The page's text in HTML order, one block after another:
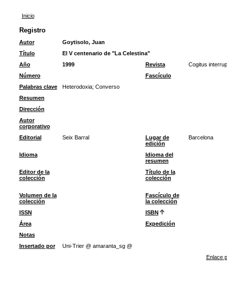
Inicio
Registro
Autor
Goytisolo, Juan
Título
El V centenario de "La Celestina"
Año
1999 Revista
Cogitus
Número
Fascículo
Palabras clave
Heterodoxia; Converso
Resumen
Dirección
Autor
corporativo
Editorial
Seix Barral
Lugar de
edición
Barcelona
Idioma
Idioma del
resumen
Editor de la
colección
Título de la
colección
Volumen de la
colección
Fascículo de
la colección
ISSN
ISBN
Área
Expedición
Notas
Insertado por
Uni-Trier @ amaranta_sg @
Enlace